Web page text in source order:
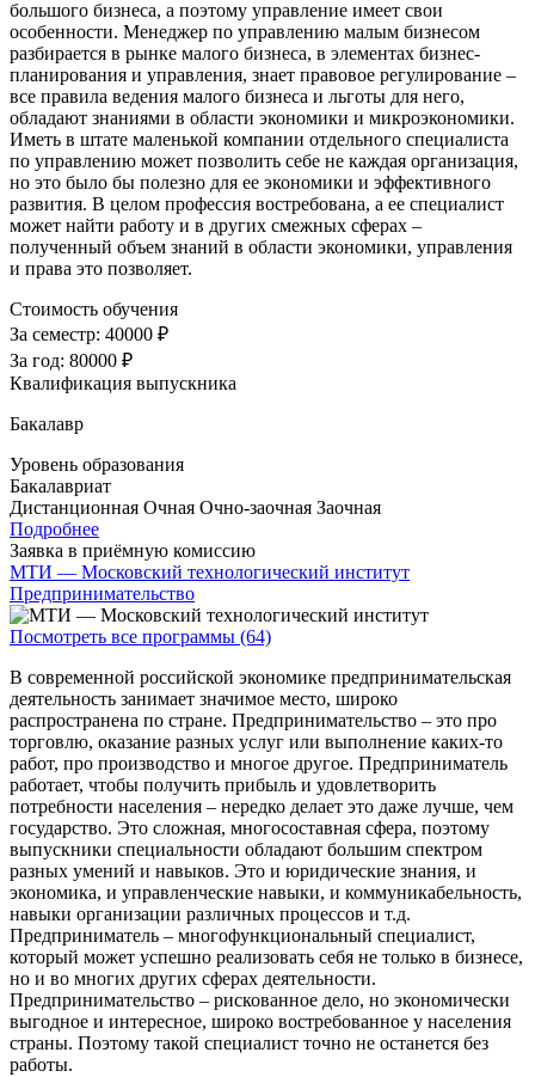
большого бизнеса, а поэтому управление имеет свои
особенности. Менеджер по управлению малым бизнесом
разбирается в рынке малого бизнеса, в элементах бизнес-
планирования и управления, знает правовое регулирование –
все правила ведения малого бизнеса и льготы для него,
обладают знаниями в области экономики и микроэкономики.
Иметь в штате маленькой компании отдельного специалиста
по управлению может позволить себе не каждая организация,
но это было бы полезно для ее экономики и эффективного
развития. В целом профессия востребована, а ее специалист
может найти работу и в других смежных сферах –
полученный объем знаний в области экономики, управления
и права это позволяет.
Стоимость обучения
За семестр: 40000 ₽
За год: 80000 ₽
Квалификация выпускника
Бакалавр
Уровень образования
Бакалавриат
Дистанционная Очная Очно-заочная Заочная
Подробнее
Заявка в приёмную комиссию
МТИ — Московский технологический институт
Предпринимательство
Посмотреть все программы (64)
В современной российской экономике предпринимательская
деятельность занимает значимое место, широко
распространена по стране. Предпринимательство – это про
торговлю, оказание разных услуг или выполнение каких-то
работ, про производство и многое другое. Предприниматель
работает, чтобы получить прибыль и удовлетворить
потребности населения – нередко делает это даже лучше, чем
государство. Это сложная, многосоставная сфера, поэтому
выпускники специальности обладают большим спектром
разных умений и навыков. Это и юридические знания, и
экономика, и управленческие навыки, и коммуникабельность,
навыки организации различных процессов и т.д.
Предприниматель – многофункциональный специалист,
который может успешно реализовать себя не только в бизнесе,
но и во многих других сферах деятельности.
Предпринимательство – рискованное дело, но экономически
выгодное и интересное, широко востребованное у населения
страны. Поэтому такой специалист точно не останется без
работы.